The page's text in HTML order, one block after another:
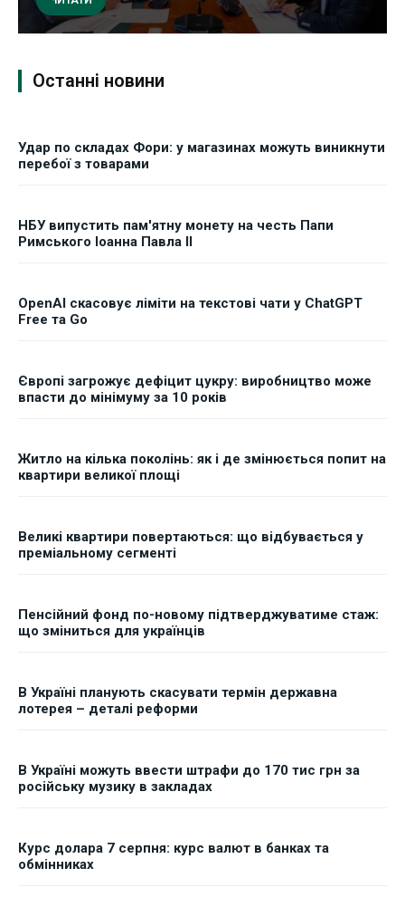
Останні новини
Удар по складах Фори: у магазинах можуть виникнути
перебої з товарами
НБУ випустить пам'ятну монету на честь Папи
Римського Іоанна Павла II
OpenAI скасовує ліміти на текстові чати у ChatGPT
Free та Go
Європі загрожує дефіцит цукру: виробництво може
впасти до мінімуму за 10 років
Житло на кілька поколінь: як і де змінюється попит на
квартири великої площі
Великі квартири повертаються: що відбувається у
преміальному сегменті
Пенсійний фонд по-новому підтверджуватиме стаж:
що зміниться для українців
В Україні планують скасувати термін державна
лотерея – деталі реформи
В Україні можуть ввести штрафи до 170 тис грн за
російську музику в закладах
Курс долара 7 серпня: курс валют в банках та
обмінниках